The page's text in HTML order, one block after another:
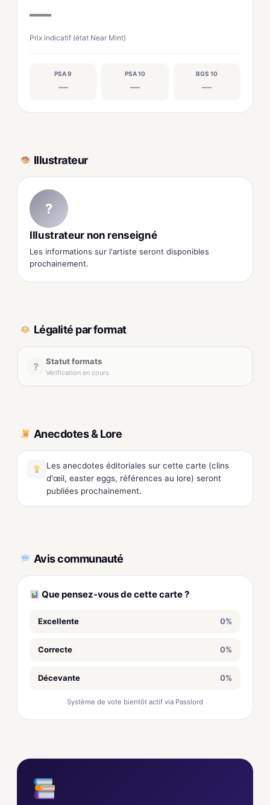
—
Prix indicatif (état Near Mint)
PSA 9
—
PSA 10
—
BGS 10
—
Illustrateur
?
Illustrateur non renseigné
Les informations sur l'artiste seront disponibles
prochainement.
Légalité par format
? Statut formats
Vérification en cours
Anecdotes & Lore
Les anecdotes éditoriales sur cette carte (clins
d'œil, easter eggs, références au lore) seront
publiées prochainement.
Avis communauté
Que pensez-vous de cette carte ?
Excellente 0%
Correcte 0%
Décevante 0%
Système de vote bientôt actif via Passlord